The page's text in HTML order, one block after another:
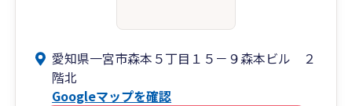
愛知県一宮市森本５丁目１５－９森本ビル ２
階北
Googleマップを確認